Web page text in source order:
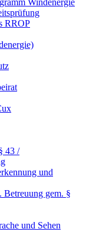
Windenergie
RROP
43 /
und
Betreuung gem. §
und Sehen